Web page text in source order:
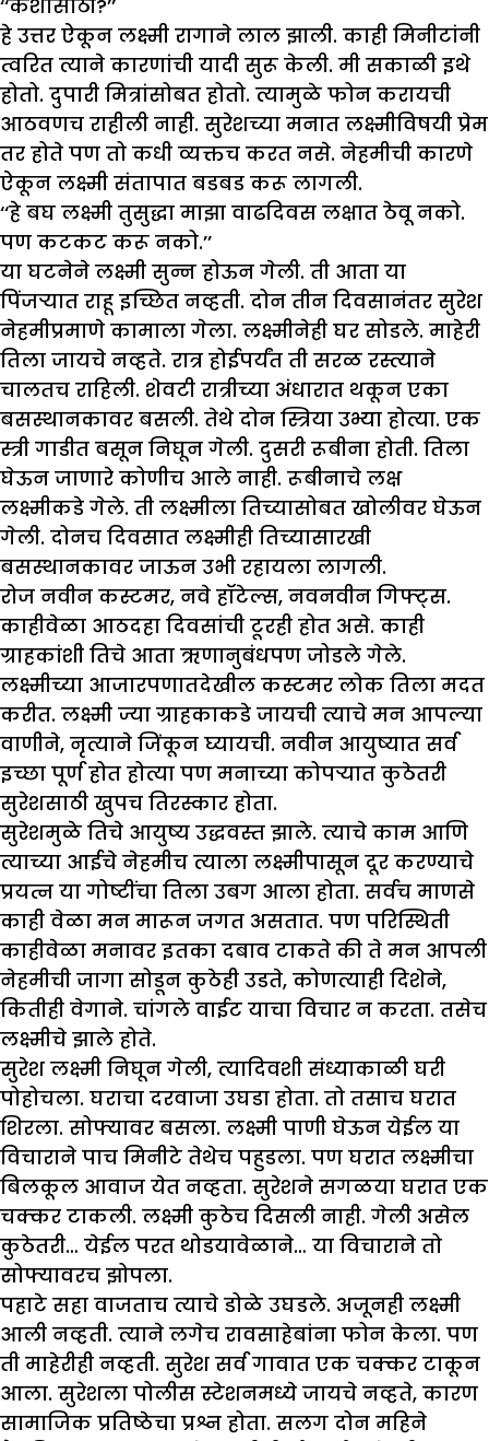
‘‘कशासाठी?’’
हे उत्तर ऐकून लक्ष्मी रागाने लाल झाली. काही मिनीटांनी
त्वरित त्याने कारणांची यादी सुरू केली. मी सकाळी इथे
होतो. दुपारी मित्रांसोबत होतो. त्यामुळे फोन करायची
आठवणच राहीली नाही. सुरेशच्या मनात लक्ष्मीविषयी प्रेम
तर होते पण तो कधी व्यक्तच करत नसे. नेहमीची कारणे
ऐकून लक्ष्मी संतापात बडबड करू लागली.
‘‘हे बघ लक्ष्मी तुसुद्धा माझा वाढदिवस लक्षात ठेवू नको.
पण कटकट करू नको.’’
या घटनेने लक्ष्मी सुन्न होऊन गेली. ती आता या
पिंजऱ्यात राहू इच्छित नव्हती. दोन तीन दिवसानंतर सुरेश
नेहमीप्रमाणे कामाला गेला. लक्ष्मीनेही घर सोडले. माहेरी
तिला जायचे नव्हते. रात्र होईपर्यंत ती सरळ रस्त्याने
चालतच राहिली. शेवटी रात्रीच्या अंधारात थकून एका
बसस्थानकावर बसली. तेथे दोन स्त्रिया उभ्या होत्या. एक
स्त्री गाडीत बसून निघून गेली. दुसरी रूबीना होती. तिला
घेऊन जाणारे कोणीच आले नाही. रूबीनाचे लक्ष
लक्ष्मीकडे गेले. ती लक्ष्मीला तिच्यासोबत खोलीवर घेऊन
गेली. दोनच दिवसात लक्ष्मीही तिच्यासारखी
बसस्थानकावर जाऊन उभी रहायला लागली.
रोज नवीन कस्टमर, नवे हॉटेल्स, नवनवीन गिफ्ट्स.
काहीवेळा आठदहा दिवसांची टूरही होत असे. काही
ग्राहकांशी तिचे आता ऋणानुबंधपण जोडले गेले.
लक्ष्मीच्या आजारपणातदेखील कस्टमर लोक तिला मदत
करीत. लक्ष्मी ज्या ग्राहकाकडे जायची त्याचे मन आपल्या
वाणीने, नृत्याने जिंकून घ्यायची. नवीन आयुष्यात सर्व
इच्छा पूर्ण होत होत्या पण मनाच्या कोपऱ्यात कुठेतरी
सुरेशसाठी खुपच तिरस्कार होता.
सुरेशमुळे तिचे आयुष्य उद्धवस्त झाले. त्याचे काम आणि
त्याच्या आईचे नेहमीच त्याला लक्ष्मीपासून दूर करण्याचे
प्रयत्न या गोष्टींचा तिला उबग आला होता. सर्वच माणसे
काही वेळा मन मारून जगत असतात. पण परिस्थिती
काहीवेळा मनावर इतका दबाव टाकते की ते मन आपली
नेहमीची जागा सोडून कुठेही उडते, कोणत्याही दिशेने,
कितीही वेगाने. चांगले वाईट याचा विचार न करता. तसेच
लक्ष्मीचे झाले होते.
सुरेश लक्ष्मी निघून गेली, त्यादिवशी संध्याकाळी घरी
पोहोचला. घराचा दरवाजा उघडा होता. तो तसाच घरात
शिरला. सोफ्यावर बसला. लक्ष्मी पाणी घेऊन येईल या
विचाराने पाच मिनीटे तेथेच पहुडला. पण घरात लक्ष्मीचा
बिलकूल आवाज येत नव्हता. सुरेशने सगळया घरात एक
चक्कर टाकली. लक्ष्मी कुठेच दिसली नाही. गेली असेल
कुठेतरी… येईल परत थोडयावेळाने… या विचाराने तो
सोफ्यावरच झोपला.
पहाटे सहा वाजताच त्याचे डोळे उघडले. अजूनही लक्ष्मी
आली नव्हती. त्याने लगेच रावसाहेबांना फोन केला. पण
ती माहेरीही नव्हती. सुरेश सर्व गावात एक चक्कर टाकून
आला. सुरेशला पोलीस स्टेशनमध्ये जायचे नव्हते, कारण
सामाजिक प्रतिष्ठेचा प्रश्न होता. सलग दोन महिने